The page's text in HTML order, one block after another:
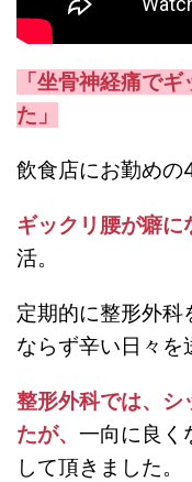
「坐骨神経痛で
た」
飲食店にお勤めの
ギックリ腰が癖に
活。
定期的に整形外科
ならず辛い日々を
整形外科では、シ
たが、 一向に良く
して頂きました。